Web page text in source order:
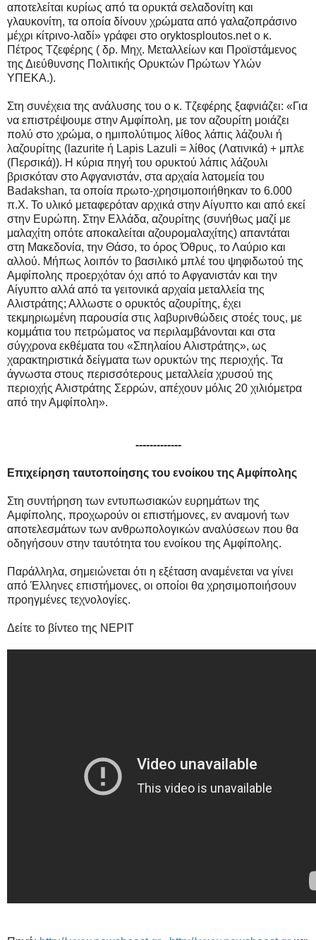
αποτελείται κυρίως από τα ορυκτά σελαδονίτη και
γλαυκονίτη, τα οποία δίνουν χρώματα από γαλαζοπράσινο
μέχρι κίτρινο-λαδί» γράφει στο oryktosploutos.net ο κ.
Πέτρος Τζεφέρης ( δρ. Μηχ. Μεταλλείων και Προϊστάμενος
της Διεύθυνσης Πολιτικής Ορυκτών Πρώτων Υλών
ΥΠΕΚΑ.).
Στη συνέχεια της ανάλυσης του ο κ. Τζεφέρης ξαφνιάζει: «Για
να επιστρέψουμε στην Αμφίπολη, με τον αζουρίτη μοιάζει
πολύ στο χρώμα, ο ημιπολύτιμος λίθος λάπις λάζουλι ή
λαζουρίτης (lazurite ή Lapis Lazuli = λίθος (Λατινικά) + μπλε
(Περσικά)). Η κύρια πηγή του ορυκτού λάπις λάζουλι
βρισκόταν στο Αφγανιστάν, στα αρχαία λατομεία του
Badakshan, τα οποία πρωτο-χρησιμοποιήθηκαν το 6.000
π.Χ. Το υλικό μεταφερόταν αρχικά στην Αίγυπτο και από εκεί
στην Ευρώπη. Στην Ελλάδα, αζουρίτης (συνήθως μαζί με
μαλαχίτη οπότε αποκαλείται αζουρομαλαχίτης) απαντάται
στη Μακεδονία, την Θάσο, το όρος Όθρυς, το Λαύριο και
αλλού. Mήπως λοιπόν το βασιλικό μπλέ του ψηφιδωτού της
Αμφίπολης προερχόταν όχι από το Αφγανιστάν και την
Αίγυπτο αλλά από τα γειτονικά αρχαία μεταλλεία της
Αλιστράτης; Αλλωστε ο ορυκτός αζουρίτης, έχει
τεκμηριωμένη παρουσία στις λαβυρινθώδεις στοές τους, με
κομμάτια του πετρώματος να περιλαμβάνονται και στα
σύγχρονα εκθέματα του «Σπηλαίου Αλιστράτης», ως
χαρακτηριστικά δείγματα των ορυκτών της περιοχής. Τα
άγνωστα στους περισσότερους μεταλλεία χρυσού της
περιοχής Αλιστράτης Σερρών, απέχουν μόλις 20 χιλιόμετρα
από την Αμφίπολη».
-------------
Επιχείρηση ταυτοποίησης του ενοίκου της Αμφίπολης
Στη συντήρηση των εντυπωσιακών ευρημάτων της
Αμφίπολης, προχωρούν οι επιστήμονες, εν αναμονή των
αποτελεσμάτων των ανθρωπολογικών αναλύσεων που θα
οδηγήσουν στην ταυτότητα του ενοίκου της Αμφίπολης.
Παράλληλα, σημειώνεται ότι η εξέταση αναμένεται να γίνει
από Έλληνες επιστήμονες, οι οποίοι θα χρησιμοποιήσουν
προηγμένες τεχνολογίες.
Δείτε το βίντεο της ΝΕΡΙΤ